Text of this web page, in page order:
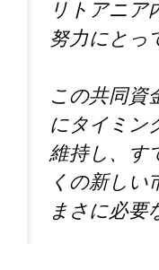
リトアニ
努力にとっ
この共同資
にタイミン
維持し、す
くの新し
まさに必要